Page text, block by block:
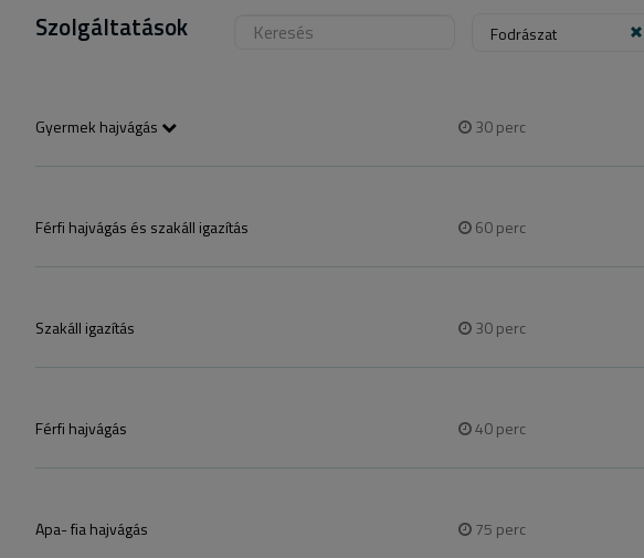
Szolgáltatások Fodrászat
Gyermek hajvágás 30perc
Férfi hajvágás és szakáll igazítás 60perc
Szakáll igazítás 30perc
Férfi hajvágás 40perc
Apa- fia hajvágás 75 perc